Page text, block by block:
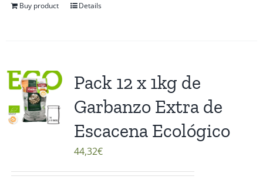
Buy product Details
Pack 12 x 1kg de
Garbanzo Extra de
Escacena Ecológico
44,32€